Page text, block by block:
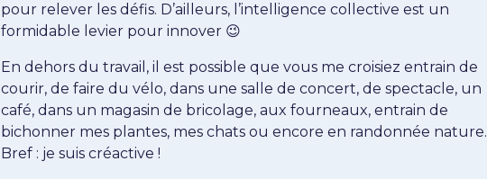
pour relever les défis. D’ailleurs, l’intelligence collective est un
formidable levier pour innover 😉
En dehors du travail, il est possible que vous me croisiez entrain de
courir, de faire du vélo, dans une salle de concert, de spectacle, un
café, dans un magasin de bricolage, aux fourneaux, entrain de
bichonner mes plantes, mes chats ou encore en randonnée nature.
Bref : je suis créactive !